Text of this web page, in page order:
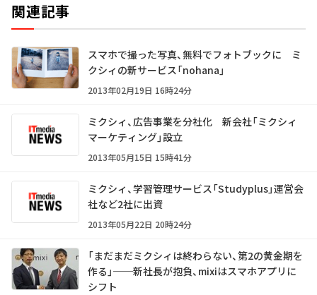
関連記事
スマホで撮った写真、無料でフォトブックに ミ
クシィの新サービス「nohana」
2013年02月19日 16時24分
ミクシィ、広告事業を分社化 新会社「ミクシィ
マーケティング」設立
2013年05月15日 15時41分
ミクシィ、学習管理サービス「Studyplus」運営会
社など2社に出資
2013年05月22日 20時24分
「まだまだミクシィは終わらない、第2の黄金期を
作る」──新社長が抱負、mixiはスマホアプリに
シフト